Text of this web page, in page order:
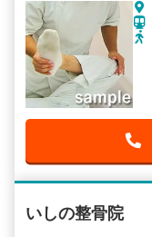
いしの整骨院